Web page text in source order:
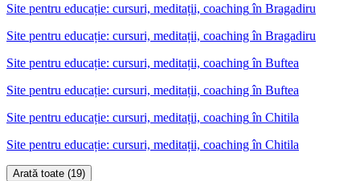
Site pentru educație: cursuri, meditații, coachingîn Bragadiru
Site pentru educație: cursuri, meditații, coaching în Bragadiru
Site pentru educație: cursuri, meditații, coachingîn Buftea
Site pentru educație: cursuri, meditații, coaching în Buftea
Site pentru educație: cursuri, meditații, coachingîn Chitila
Site pentru educație: cursuri, meditații, coaching în Chitila
Arată toate (19)